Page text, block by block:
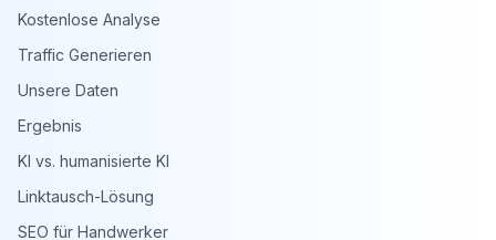
Kostenlose Analyse
Traffic Generieren
Unsere Daten
Ergebnis
KI vs. humanisierte KI
Linktausch-Lösung
SEO für Handwerker